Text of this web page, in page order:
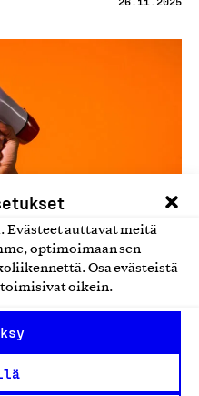
Evästeet auttavat meitä
optimoimaan sen
Osa evästeistä
oikein.
työ
mittarilla hyvin, mutta
Työelämäindeksin tuore